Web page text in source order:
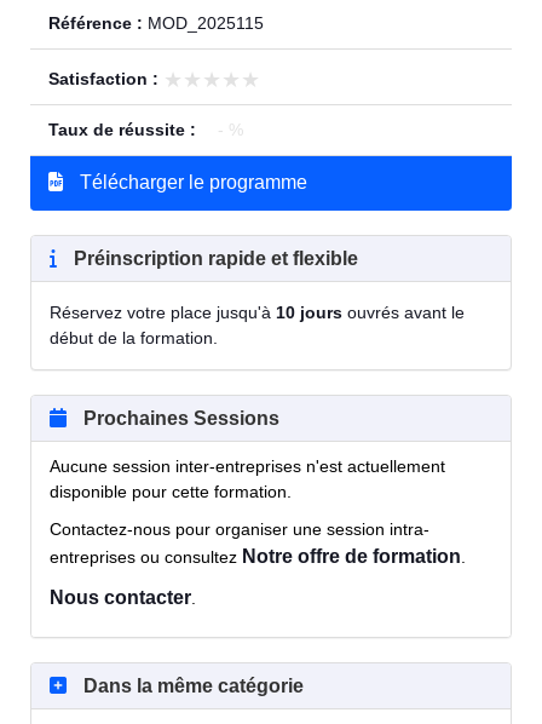
Référence : MOD_2025115
Satisfaction : ★★★★★
★★★★★
Taux de réussite : - %
Télécharger le programme
Préinscription rapide et flexible
Réservez votre place jusqu'à 10 jours ouvrés avant le
début de la formation.
Prochaines Sessions
Aucune session inter-entreprises n'est actuellement
disponible pour cette formation.
Contactez-nous pour organiser une session intra-
entreprises ou consultez Notre offre de formation
Nous contacter
Dans la même catégorie